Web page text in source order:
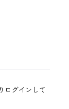
ログインして